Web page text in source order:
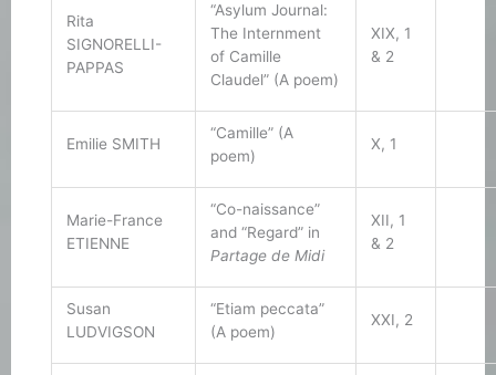
Rita
SIGNORELLI-
PAPPAS
“Asylum Journal:
The Internment
of Camille
Claudel” (A poem)
XIX, 1
& 2
Emilie SMITH
“Camille” (A
poem)
X, 1
Marie-France
ETIENNE
“Co-naissance”
and “Regard” in
Partage de Midi
XII, 1
& 2
Susan
LUDVIGSON
“Etiam peccata”
(A poem)
XXI, 2